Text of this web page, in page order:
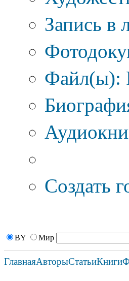
Запись в
Файл(ы):
Создать
BY Мир
ГлавнаяАвторыСтатьиКниги